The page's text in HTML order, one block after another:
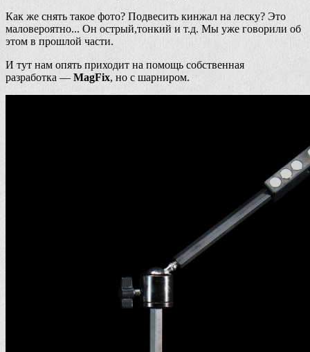
Как же снять такое фото? Подвесить кинжал на леску? Это
маловероятно... Он острый,тонкий и т.д. Мы уже говорили об
этом в прошлой части.
И тут нам опять приходит на помощь собственная
разработка — MagFix, но с шарниром.